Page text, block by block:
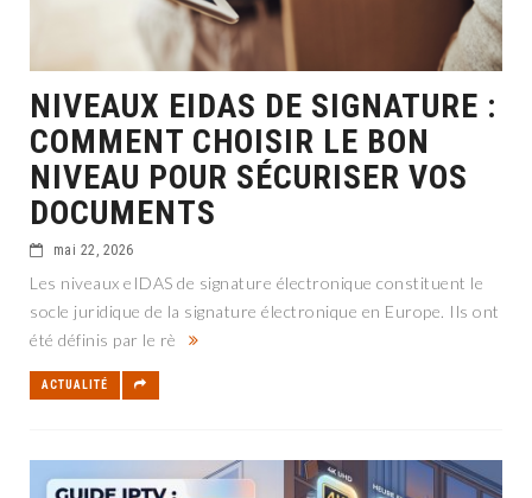
NIVEAUX EIDAS DE SIGNATURE :
COMMENT CHOISIR LE BON
NIVEAU POUR SÉCURISER VOS
DOCUMENTS
mai 22, 2026
Les niveaux eIDAS de signature électronique constituent le
socle juridique de la signature électronique en Europe. Ils ont
été définis par le rè
ACTUALITÉ